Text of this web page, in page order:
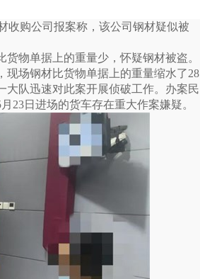
收购公司报案称，该公司钢材疑似被
物单据上的重量少，怀疑钢材被盗。
现场钢材比货物单据上的重量缩水了28
大队迅速对此案开展侦破工作。办案民
23日进场的货车存在重大作案嫌疑。